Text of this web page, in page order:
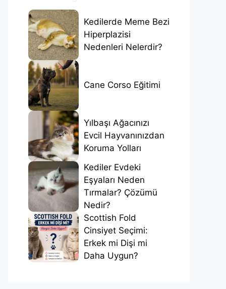
Kedilerde Meme Bezi
Hiperplazisi
Nedenleri Nelerdir?
Cane Corso Eğitimi
Yılbaşı Ağacınızı
Evcil Hayvanınızdan
Koruma Yolları
Kediler Evdeki
Eşyaları Neden
Tırmalar? Çözümü
Nedir?
Scottish Fold
Cinsiyet Seçimi:
Erkek mi Dişi mi
Daha Uygun?